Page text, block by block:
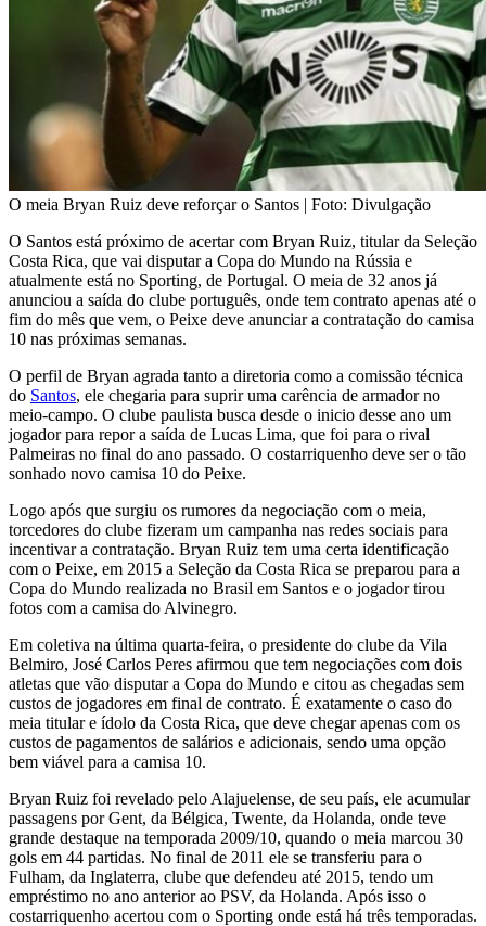
O meia Bryan Ruiz deve reforçar o Santos | Foto: Divulgação
O Santos está próximo de acertar com Bryan Ruiz, titular da Seleção
Costa Rica, que vai disputar a Copa do Mundo na Rússia e
atualmente está no Sporting, de Portugal. O meia de 32 anos já
anunciou a saída do clube português, onde tem contrato apenas até o
fim do mês que vem, o Peixe deve anunciar a contratação do camisa
10 nas próximas semanas.
O perfil de Bryan agrada tanto a diretoria como a comissão técnica
do Santos, ele chegaria para suprir uma carência de armador no
meio-campo. O clube paulista busca desde o inicio desse ano um
jogador para repor a saída de Lucas Lima, que foi para o rival
Palmeiras no final do ano passado. O costarriquenho deve ser o tão
sonhado novo camisa 10 do Peixe.
Logo após que surgiu os rumores da negociação com o meia,
torcedores do clube fizeram um campanha nas redes sociais para
incentivar a contratação. Bryan Ruiz tem uma certa identificação
com o Peixe, em 2015 a Seleção da Costa Rica se preparou para a
Copa do Mundo realizada no Brasil em Santos e o jogador tirou
fotos com a camisa do Alvinegro.
Em coletiva na última quarta-feira, o presidente do clube da Vila
Belmiro, José Carlos Peres afirmou que tem negociações com dois
atletas que vão disputar a Copa do Mundo e citou as chegadas sem
custos de jogadores em final de contrato. É exatamente o caso do
meia titular e ídolo da Costa Rica, que deve chegar apenas com os
custos de pagamentos de salários e adicionais, sendo uma opção
bem viável para a camisa 10.
Bryan Ruiz foi revelado pelo Alajuelense, de seu país, ele acumular
passagens por Gent, da Bélgica, Twente, da Holanda, onde teve
grande destaque na temporada 2009/10, quando o meia marcou 30
gols em 44 partidas. No final de 2011 ele se transferiu para o
Fulham, da Inglaterra, clube que defendeu até 2015, tendo um
empréstimo no ano anterior ao PSV, da Holanda. Após isso o
costarriquenho acertou com o Sporting onde está há três temporadas.